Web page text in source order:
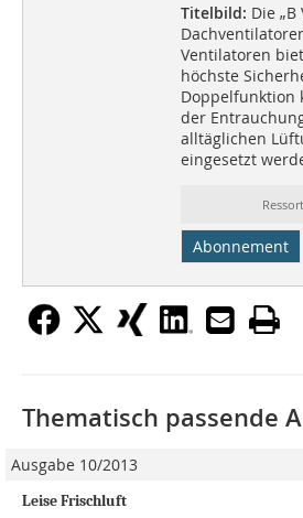
Titelbild: Die „B
Ventilatoren
höchste
Doppelfunktion
der
alltäglichen
eingesetzt
Abonnement
Thematisch passende
Ausgabe 10/2013
Leise Frischluft